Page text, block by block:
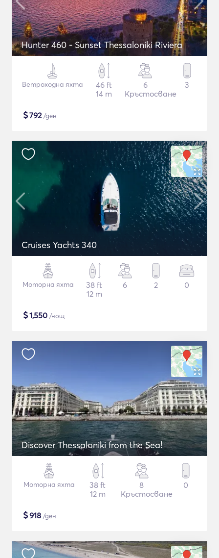
Hunter 460 - Sunset Thessaloniki Riviera
Ветроходна яхта
46 ft
14 m
6
Кръстосване
3
$792/ден
Cruises Yachts 340
Моторна яхта
38 ft
12 m
6 2 0
$1,550 /нощ
Discover Thessaloniki from the Sea!
Моторна яхта
38 ft
12 m
8
Кръстосване
0
$918 /ден